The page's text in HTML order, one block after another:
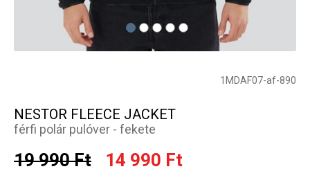
1MDAF07-af-890
NESTOR FLEECE JACKET
férfi polár pulóver - fekete
19 990 Ft 14 990 Ft